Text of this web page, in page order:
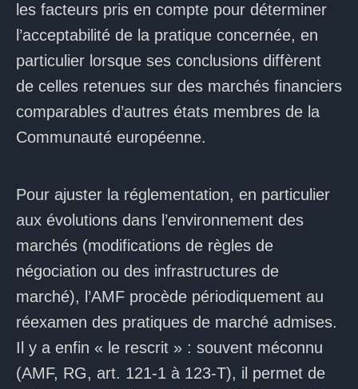
les facteurs pris en compte pour déterminer
l’acceptabilité de la pratique concernée, en
particulier lorsque ses conclusions diffèrent
de celles retenues sur des marchés financiers
comparables d’autres états membres de la
Communauté européenne.
Pour ajuster la réglementation, en particulier
aux évolutions dans l’environnement des
marchés (modifications de règles de
négociation ou des infrastructures de
marché), l’AMF procède périodiquement au
réexamen des pratiques de marché admises.
Il y a enfin « le rescrit » : souvent méconnu
(AMF, RG, art. 121-1 à 123-T), il permet de